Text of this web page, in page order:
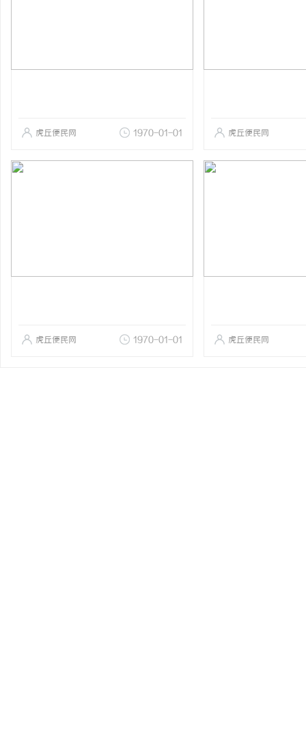
虎丘便民网 1970-01-01 虎丘便民网
虎丘便民网 1970-01-01 虎丘便民网